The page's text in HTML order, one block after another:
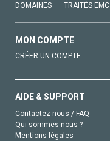
DOMAINES TRAITÉS EMC
MON COMPTE
CRÉER UN COMPTE
AIDE & SUPPORT
Contactez-nous / FAQ
Qui sommes-nous ?
Mentions légales